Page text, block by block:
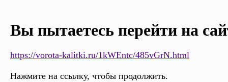
Вы пытаетесь перейти на
https://vorota-kalitki.ru/1kWEntc/485vGrN.html
Нажмите на ссылку, чтобы продолжить.